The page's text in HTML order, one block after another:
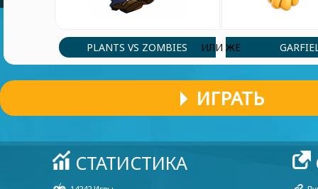
PLANTS VS ZOMBIES ИЛИ ЖЕ
ИГРАТЬ